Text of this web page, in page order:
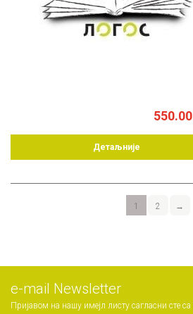
550.00
Детаљније
1 2 →
е-mail Newsletter
Пријавом на нашу имејл листу сагласни сте са